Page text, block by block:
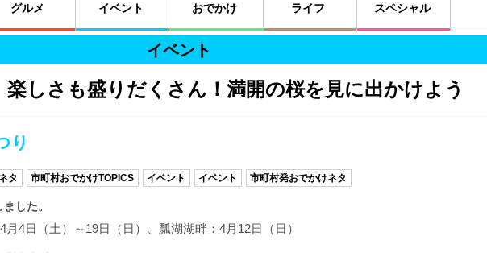
グルメ イベント おでかけ ライフ スペシャル
イベント
楽しさも盛りだくさん！満開の桜を見に出かけよう
り
タ 市町村おでかけTOPICS イベント イベント 市町村発おでかけネタ
した。
月4日（土）～19日（日）、瓢湖湖畔：4月12日（日）